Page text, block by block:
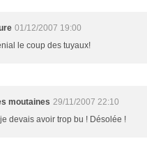
01/12/2007 19:00
le coup des tuyaux!
moutaines 29/11/2007 22:10
je devais avoir trop bu ! Désolée !